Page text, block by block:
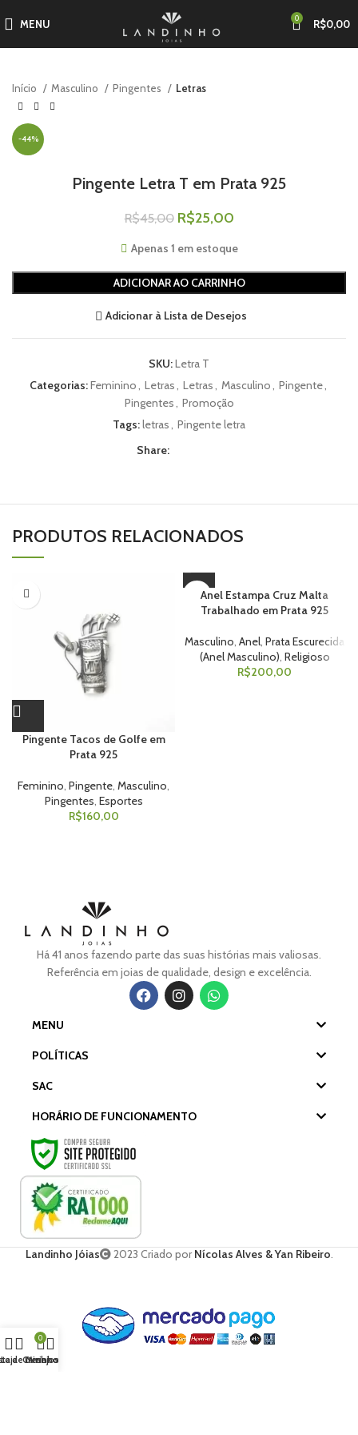
MENU 0 R$0,00
Início Masculino Pingentes Letras
-44%
Pingente Letra T em Prata 925
R$45,00 R$25,00
Apenas 1 em estoque
ADICIONAR AO CARRINHO
Adicionar à Lista de Desejos
SKU:Letra T
Categorias:Feminino Letras Letras Masculino Pingente
Pingentes
Promoção
Tags:letras
Pingente letra
Share:
PRODUTOS RELACIONADOS
Pingente Tacos de Golfe em
Prata 925
Feminino, Pingente, Masculino,
Pingentes, Esportes
R$160,00
Anel Estampa Cruz Malta
Trabalhado em Prata 925
Masculino Anel Prata Escurecida
(Anel Masculino) Religioso
R$200,00
Há 41 anos fazendo parte das suas histórias mais valiosas.
Referência em joias de qualidade, design e excelência.
MENU
POLÍTICAS
SAC
HORÁRIO DE FUNCIONAMENTO
Landinho Jóias 2023 Criado porNícolas Alves & Yan Ribeiro.
Lojade Desejos
0
Carrinho
Minha conta